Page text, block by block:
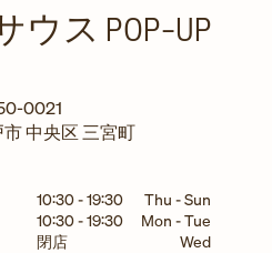
ウス POP-UP
0021
中央区三宮町
曜日時間 Thu - Sun
10:30-19:30
Mon - Tue
10:30-19:30
Wed
閉店